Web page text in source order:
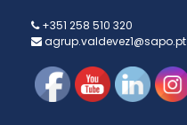
+351 258 510 320
agrup.valdevez1@sapo.pt